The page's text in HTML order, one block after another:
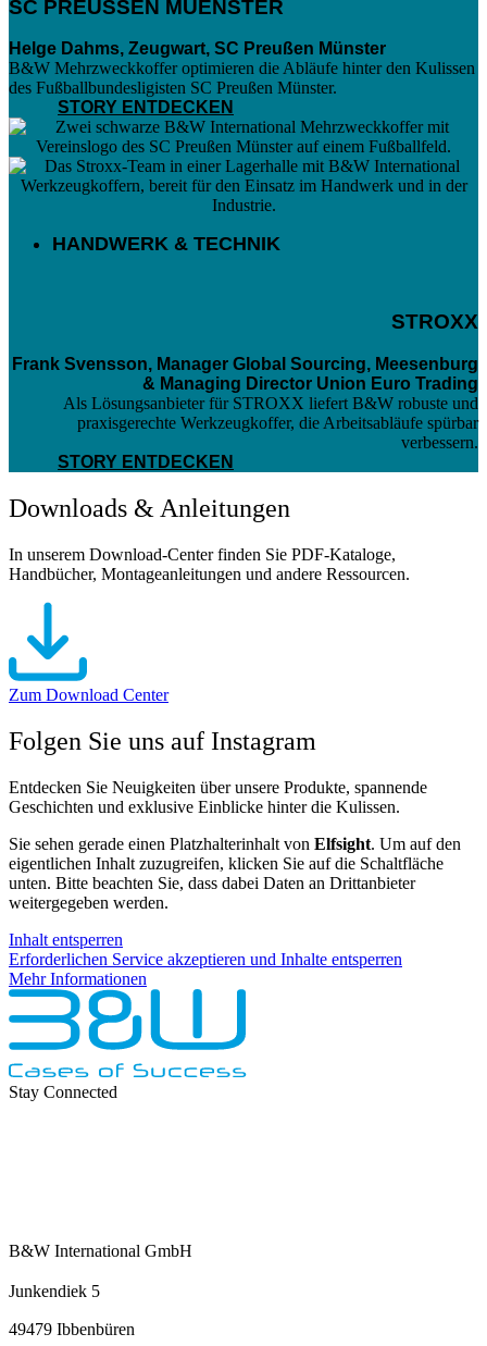
SC PREUSSEN MUENSTER
Helge Dahms, Zeugwart, SC Preußen Münster
B&W Mehrzweckkoffer optimieren die Abläufe hinter den Kulissen
des Fußballbundesligisten SC Preußen Münster.
STORY ENTDECKEN
HANDWERK & TECHNIK
STROXX
Frank Svensson, Manager Global Sourcing, Meesenburg
& Managing Director Union Euro Trading
Als Lösungsanbieter für STROXX liefert B&W robuste und
praxisgerechte Werkzeugkoffer, die Arbeitsabläufe spürbar
verbessern.
STORY ENTDECKEN
Downloads & Anleitungen
In unserem Download-Center finden Sie PDF-Kataloge,
Handbücher, Montageanleitungen und andere Ressourcen.
Zum Download Center
Folgen Sie uns auf Instagram
Entdecken Sie Neuigkeiten über unsere Produkte, spannende
Geschichten und exklusive Einblicke hinter die Kulissen.
Sie sehen gerade einen Platzhalterinhalt von Elfsight. Um auf den
eigentlichen Inhalt zuzugreifen, klicken Sie auf die Schaltfläche
unten. Bitte beachten Sie, dass dabei Daten an Drittanbieter
weitergegeben werden.
Inhalt entsperren
Erforderlichen Service akzeptieren und Inhalte entsperren
Mehr Informationen
Stay Connected
B&W International GmbH
Junkendiek 5
49479 Ibbenbüren